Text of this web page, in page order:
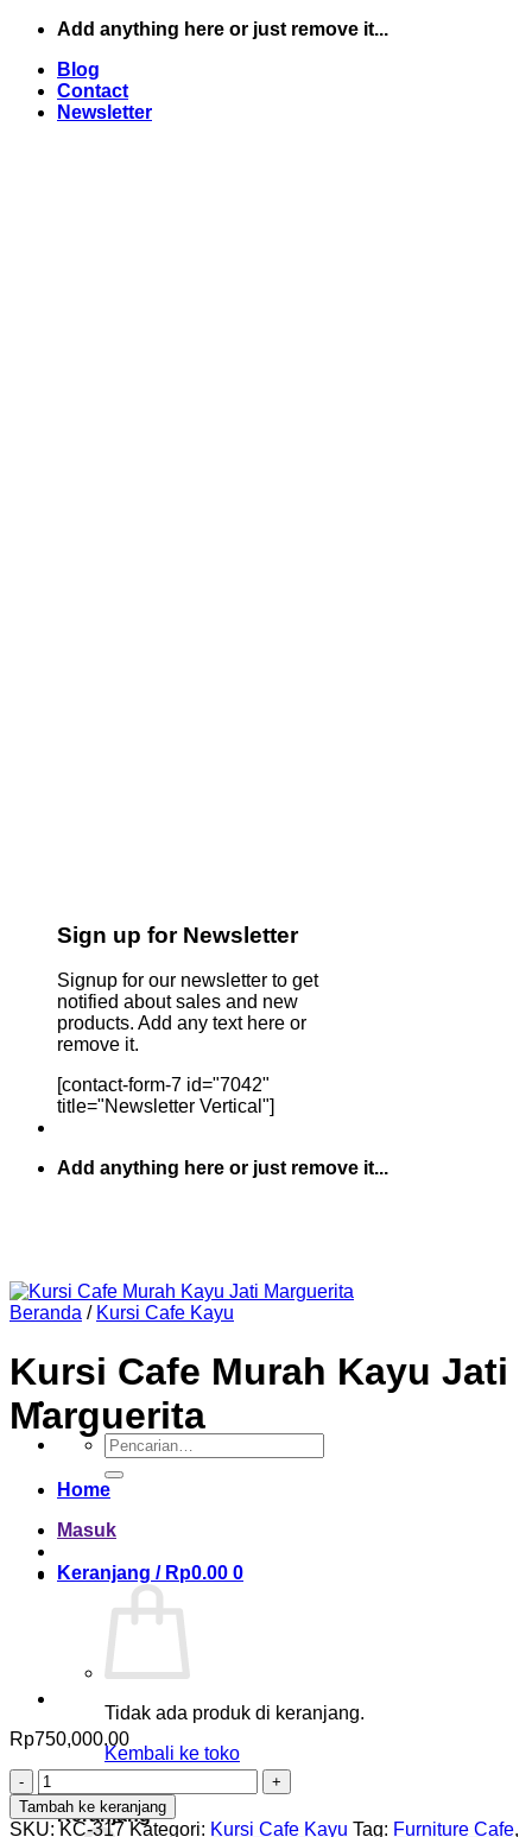
Skip
content
Add anything here or just remove it...
Blog
Contact
Newsletter
Sign up for Newsletter
Signup for our newsletter to get
notified about sales and new
products. Add any text here or
remove it.
[contact-form-7 id="7042"
title="Newsletter Vertical"]
Add anything here or just remove it...
Pencarian
untuk:
Home
Masuk
Keranjang / Rp0.00 0
Tidak ada produk di keranjang.
Kembali ke toko
0
Keranjang
Beranda / Kursi Cafe Kayu
Kursi Cafe Murah Kayu Jati
Marguerita
Rp750,000.00
Kuantitas
Kursi
Cafe
Tambah ke keranjang
SKU: KC-317 Kategori: Kursi Cafe Kayu Tag: Furniture Cafe,